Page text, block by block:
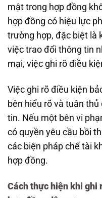
mật trong hợp đồng
hợp đồng có hiệu lực
trường hợp, đặc biệt là
việc trao đổi thông tin
mại, việc ghi rõ điều
Việc ghi rõ điều kiện
bên hiểu rõ và tuân
tin. Nếu một bên vi
có quyền yêu cầu bồi
các biện pháp chế tài
hợp đồng.
Cách thực hiện khi ghi